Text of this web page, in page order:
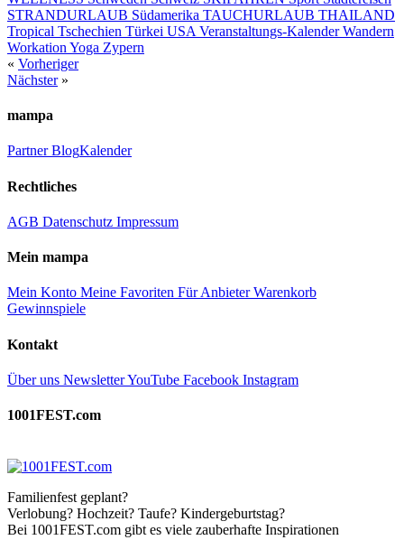
STRANDURLAUB Südamerika TAUCHURLAUB THAILAND
Tropical Tschechien Türkei USA Veranstaltungs-KalenderWandern
Workation Yoga Zypern
« Vorheriger
Nächster»
mampa
PartnerBlogKalender
Rechtliches
AGB Datenschutz Impressum
Mein mampa
Mein Konto Meine Favoriten Für AnbieterWarenkorb
Gewinnspiele
Kontakt
Über uns NewsletterYouTube Facebook Instagram
1001FEST.com
Familienfest geplant?
Verlobung? Hochzeit? Taufe? Kindergeburtstag?
Bei 1001FEST.com gibt es viele zauberhafte Inspirationen